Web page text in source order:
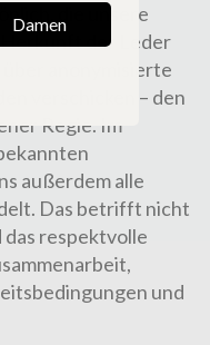
die unsere
der Leder
über anonymisierte
verschicken – den
Regie. Im
außerdem alle
Das betrifft nicht
respektvolle
und
Damen